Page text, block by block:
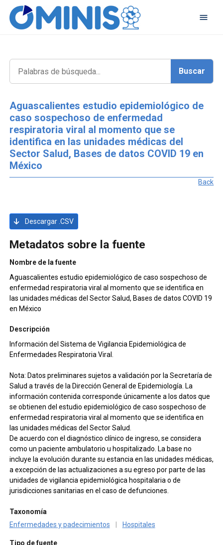
Aguascalientes estudio epidemiológico de
caso sospechoso de enfermedad
respiratoria viral al momento que se
identifica en las unidades médicas del
Sector Salud, Bases de datos COVID 19 en
México
Back
Descargar .CSV
Metadatos sobre la fuente
Nombre de la fuente
Aguascalientes estudio epidemiológico de caso sospechoso de
enfermedad respiratoria viral al momento que se identifica en
las unidades médicas del Sector Salud, Bases de datos COVID 19
en México
Descripción
Información del Sistema de Vigilancia Epidemiológica de
Enfermedades Respiratoria Viral.
Nota: Datos preliminares sujetos a validación por la Secretaría de
Salud a través de la Dirección General de Epidemiología. La
información contenida corresponde únicamente a los datos que
se obtienen del estudio epidemiológico de caso sospechoso de
enfermedad respiratoria viral al momento que se identifica en
las unidades médicas del Sector Salud.
De acuerdo con el diagnóstico clínico de ingreso, se considera
como un paciente ambulatorio u hospitalizado. La base no
incluye la evolución durante su estancia en las unidades médicas,
a excepción de las actualizaciones a su egreso por parte de las
unidades de vigilancia epidemiológica hospitalaria o de
jurisdicciones sanitarias en el caso de defunciones.
Taxonomía
Enfermedades y padecimientos
Hospitales
Tipo de fuente